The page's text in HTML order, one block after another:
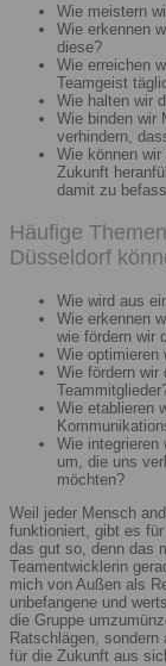
Wie meistern
Wie erkennen
diese?
Wie erreichen
Teamgeist
Wie halten wir
Wie binden wir
verhindern,
Wie können
Zukunft
damit zu
Häufige
Düsseldorf
Wie wird aus
Wie erkennen
wie fördern wir
Wie optimieren
Wie fördern wir
Wie etablieren
Wie integrieren
um, die uns
möchten?
Weil jeder Mensch
funktioniert, gibt es
das gut so, denn das
Teamentwicklerin
mich von Außen als
unbefangene und
die Gruppe
Ratschlägen,
für die Zukunft aus